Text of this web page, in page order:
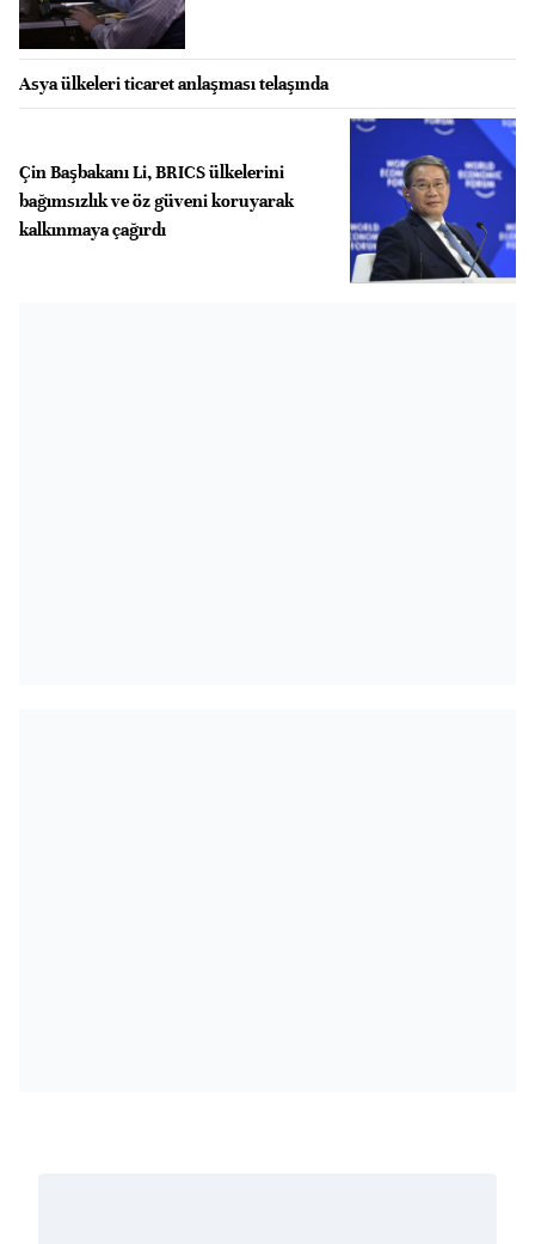
Asya ülkeleri ticaret anlaşması telaşında
Çin Başbakanı Li, BRICS ülkelerini
bağımsızlık ve öz güveni koruyarak
kalkınmaya çağırdı